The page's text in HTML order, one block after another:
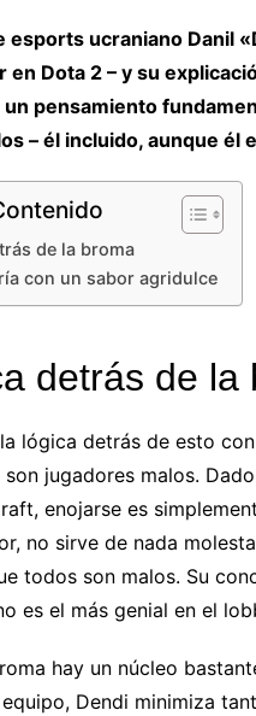
esports ucraniano Danil
en Dota 2 – y su
pensamiento
– él incluido, aunque él
de la broma
con un sabor agridulce
detrás de la
lógica detrás de esto
jugadores malos.
enojarse es
no sirve de nada
todos son malos. Su
es el más genial en el
hay un núcleo
Dendi minimiza